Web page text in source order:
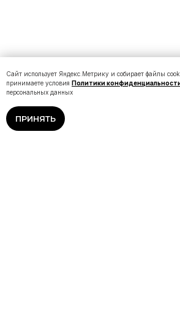
Сайт использует Яндекс.Метрику и собирает файлы
принимаете условия Политики
персональных данных
ПРИНЯТЬ